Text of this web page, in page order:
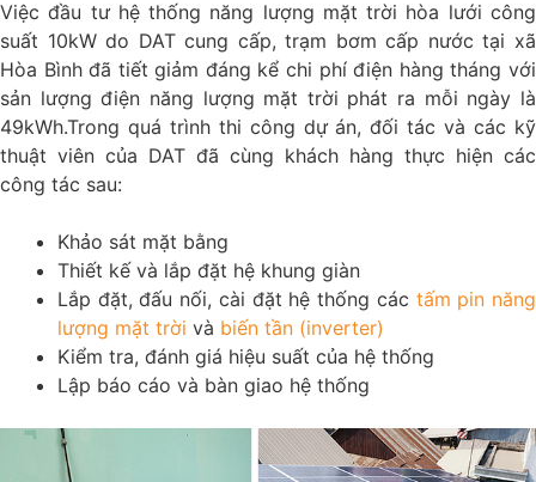
Việc đầu tư hệ thống năng lượng mặt trời hòa lưới công
suất 10kW do DAT cung cấp, trạm bơm cấp nước tại xã
Hòa Bình đã tiết giảm đáng kể chi phí điện hàng tháng với
sản lượng điện năng lượng mặt trời phát ra mỗi ngày là
49kWh.Trong quá trình thi công dự án, đối tác và các kỹ
thuật viên của DAT đã cùng khách hàng thực hiện các
công tác sau:
Khảo sát mặt bằng
Thiết kế và lắp đặt hệ khung giàn
Lắp đặt, đấu nối, cài đặt hệ thống các tấm pin năng
lượng mặt trời và biến tần (inverter)
Kiểm tra, đánh giá hiệu suất của hệ thống
Lập báo cáo và bàn giao hệ thống